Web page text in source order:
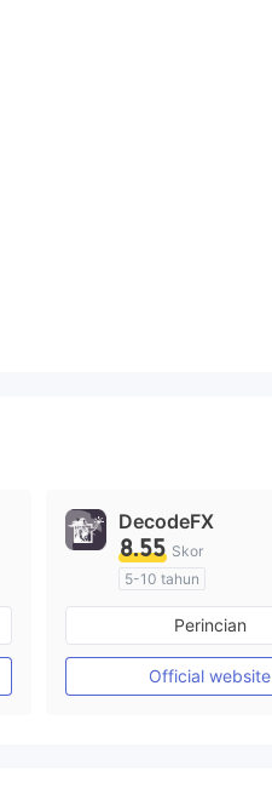
DecodeFX
8.55 Skor
5-10 tahun
Diatur di Australia
Market Maker (MM)
Lisensi Penuh MT4
Perincian
Official website